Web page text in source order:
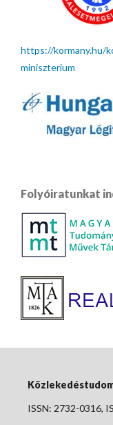
https://kormany.hu/
miniszterium
Folyóiratunkat
ISSN: 2732-0316,